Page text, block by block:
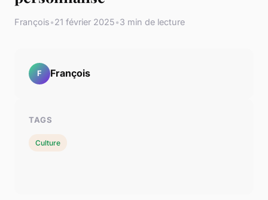
François•21 février 2025•3 min de lecture
F François
TAGS
Culture